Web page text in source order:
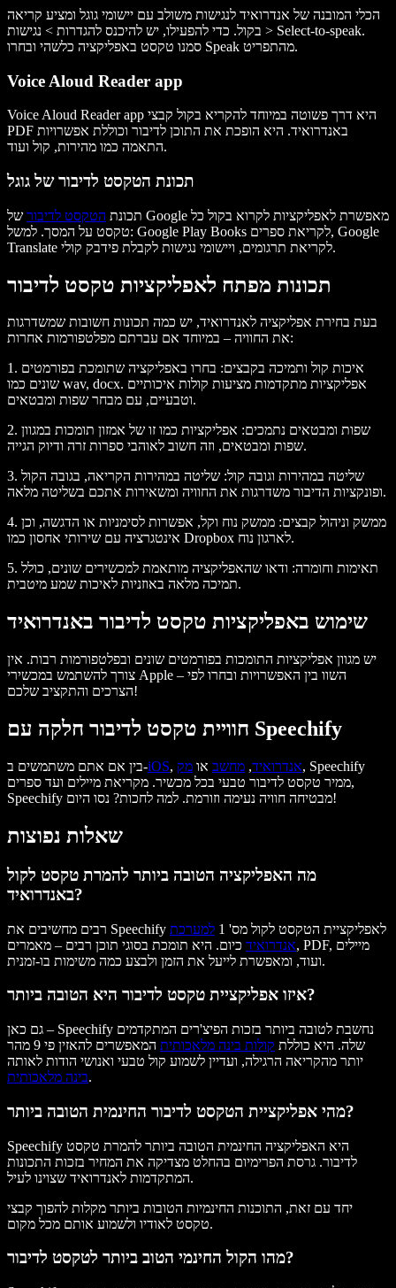
הכלי המובנה של אנדרואיד לנגישות משולב עם יישומי גוגל ומציע קריאה
בקול. כדי להפעילו, יש להיכנס להגדרות > נגישות > Select-to-speak.
סמנו טקסט באפליקציה כלשהי ובחרו Speak מהתפריט.
Voice Aloud Reader app
Voice Aloud Reader app היא דרך פשוטה במיוחד להקריא בקול קבצי
PDF באנדרואיד. היא הופכת את התוכן לדיבור וכוללת אפשרויות
התאמה כמו מהירות, קול ועוד.
תכונת הטקסט לדיבור של גוגל
תכונת הטקסט לדיבור של Google מאפשרת לאפליקציות לקרוא בקול כל
טקסט על המסך. למשל: Google Play Books לקריאת ספרים, Google
Translate לקריאת תרגומים, ויישומי נגישות לקבלת פידבק קולי.
תכונות מפתח לאפליקציות טקסט לדיבור
בעת בחירת אפליקציה לאנדרואיד, יש כמה תכונות חשובות שמשדרגות
את החוויה – במיוחד אם עברתם מפלטפורמות אחרות:
1. איכות קול ותמיכה בקבצים: בחרו באפליקציה שתומכת בפורמטים
שונים כמו wav, docx. אפליקציות מתקדמות מציעות קולות איכותיים
וטבעיים, עם מבחר שפות ומבטאים.
2. שפות ומבטאים נתמכים: אפליקציות כמו זו של אמזון תומכות במגוון
שפות ומבטאים, וזה חשוב לאוהבי ספרות זרה ודיוק הגייה.
3. שליטה במהירות וגובה קול: שליטה במהירות הקריאה, בגובה הקול
ופונקציות הדיבור משדרגות את החוויה ומשאירות אתכם בשליטה מלאה.
4. ממשק וניהול קבצים: ממשק נוח וקל, אפשרות לסימניות או הדגשה, וכן
אינטגרציה עם שירותי אחסון כמו Dropbox לארגון נוח.
5. תאימות וחומרה: ודאו שהאפליקציה מותאמת למכשירים שונים, כולל
תמיכה מלאה באוזניות לאיכות שמע מיטבית.
שימוש באפליקציות טקסט לדיבור באנדרואיד
יש מגוון אפליקציות התומכות בפורמטים שונים ובפלטפורמות רבות. אין
צורך להשתמש במכשירי Apple – השוו בין האפשרויות ובחרו לפי
הצרכים והתקציב שלכם!
חוויית טקסט לדיבור חלקה עם Speechify
בין אם אתם משתמשים ב-iOS, אנדרואיד, מחשב או מק
, Speechify
ממיר טקסט לדיבור טבעי בכל מכשיר. מקריאת מיילים ועד ספרים,
Speechify מבטיחה חוויה נעימה וזורמת. למה לחכות? נסו היום!
שאלות נפוצות
מה האפליקציה הטובה ביותר להמרת טקסט לקול
באנדרואיד?
רבים מחשיבים את Speechify לאפליקציית הטקסט לקול מס' 1
למערכת
אנדרואיד כיום. היא תומכת בסוגי תוכן רבים – מאמרים, PDF, מיילים
ועוד, ומאפשרת לייעל את הזמן ולבצע כמה משימות בו-זמנית.
איזו אפליקציית טקסט לדיבור היא הטובה ביותר?
גם כאן – Speechify נחשבת לטובה ביותר בזכות הפיצ'רים המתקדמים
שלה. היא כוללת קולות בינה מלאכותית
המאפשרים להאזין פי 9 מהר
יותר מהקריאה הרגילה, ועדיין לשמוע קול טבעי ואנושי הודות לאותה
בינה מלאכותית.
מהי אפליקציית הטקסט לדיבור החינמית הטובה ביותר?
Speechify היא האפליקציה החינמית הטובה ביותר להמרת טקסט
לדיבור. גרסת הפרימיום בהחלט מצדיקה את המחיר בזכות התכונות
המתקדמות לאנדרואיד שצוינו לעיל.
יחד עם זאת, התוכנות החינמיות הטובות ביותר מקלות להפוך קבצי
טקסט לאודיו ולשמוע אותם מכל מקום.
מהו הקול החינמי הטוב ביותר לטקסט לדיבור?